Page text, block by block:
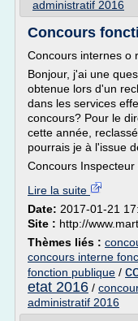
administratif 2016
Concours
Concours internes o
Bonjour, j'ai une
obtenue lors d'un
dans les services
concours? Pour le
cette année,
pourrais je à l'issue
Concours Inspecteur
Lire la suite
Date: 2017-01-21
Site : http://
Thèmes liés :
concours interne
fonction publique /
etat 2016 /
administratif 2016